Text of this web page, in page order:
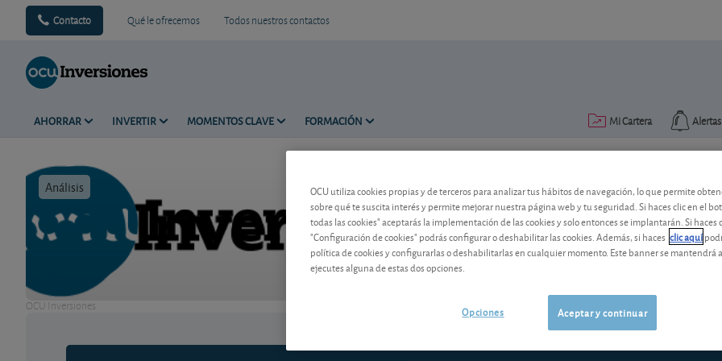
Contacto Qué le ofrecemos Todos nuestros contactos
AHORRAR INVERTIR MOMENTOS CLAVE FORMACIÓN Alertas
Mi Cartera
Análisis Tiempo de lectura: 2 min.
OCU Inversiones
Nuevos bríos para
demanda
¿Qué hacer con las acciones de este
OCU utiliza cookies propias y de terceros para analizar tus hábitos de navegación, lo que permite
sobre qué te suscita interés y permite mejorar nuestra página web y tu seguridad. Si haces clic en el
todas las cookies" aceptarás la implementación de las cookies y solo entonces se implantarán. Si haces
"Configuración de cookies" podrás configurar o deshabilitar las cookies. Además, si haces clic aquí
política de cookies y configurarlas o deshabilitarlas en cualquier momento. Este banner se mantendrá
ejecutes alguna de estas dos opciones.
Aceptar y continuar
Opciones